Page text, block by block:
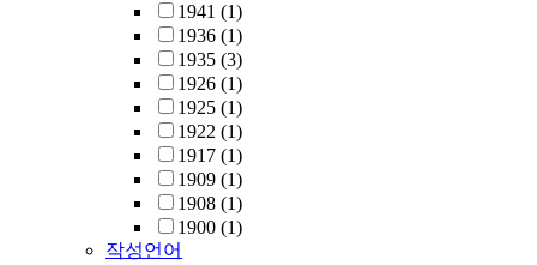
1941 (1)
1936 (1)
1935 (3)
1926 (1)
1925 (1)
1922 (1)
1917 (1)
1909 (1)
1908 (1)
1900 (1)
작성언어